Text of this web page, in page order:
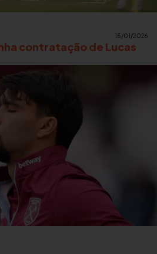
15/01/2026
contratação de Lucas